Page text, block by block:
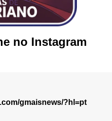
no Instagram
gmaisnews/?hl=pt